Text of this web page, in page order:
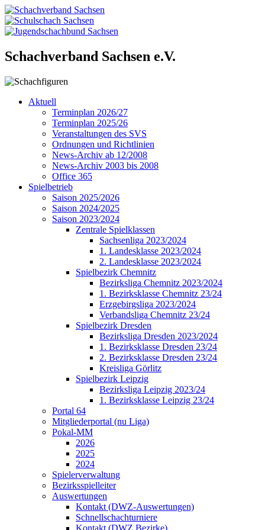
Schachverband Sachsen e.V.
Aktuell
Terminplan 2026/27
Terminplan 2025/26
Veranstaltungen des SVS
Ordnungen und Richtlinien
News-Archiv ab 12/2008
News-Archiv 2003 bis 2008
Office 365
Spielbetrieb
Saison 2025/2026
Saison 2024/2025
Saison 2023/2024
Zentrale Spielklassen
Sachsenliga 2023/2024
1. Landesklasse 2023/2024
2. Landesklasse 2023/2024
Spielbezirk Chemnitz
Bezirksliga Chemnitz 2023/2024
1. Bezirksklasse Chemnitz 23/24
Erzgebirgsliga 2023/2024
Verbandsliga Chemnitz 23/24
Spielbezirk Dresden
Bezirksliga Dresden 2023/2024
1. Bezirksklasse Dresden 23/24
2. Bezirksklasse Dresden 23/24
Kreisliga Görlitz
Spielbezirk Leipzig
Bezirksliga Leipzig 2023/24
1. Bezirksklasse Leipzig 23/24
Portal 64
Mitgliederportal (nu Liga)
Pokal-MM
2026
2025
2024
Spielerverwaltung
Bezirksspielleiter
Auswertungen
Kontakt (DWZ-Auswertungen)
Schnellschachturniere
Kontakt (DWZ Bezirke)